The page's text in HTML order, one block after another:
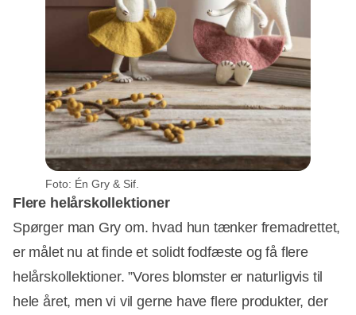
Foto: Én Gry & Sif.
Flere helårskollektioner
Spørger man Gry om. hvad hun tænker fremadrettet,
er målet nu at finde et solidt fodfæste og få flere
helårskollektioner. ”Vores blomster er naturligvis til
hele året, men vi vil gerne have flere produkter, der